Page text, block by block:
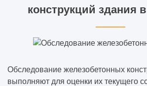
конструкций здания
Обследование железобетонных
выполняют для оценки их текущего